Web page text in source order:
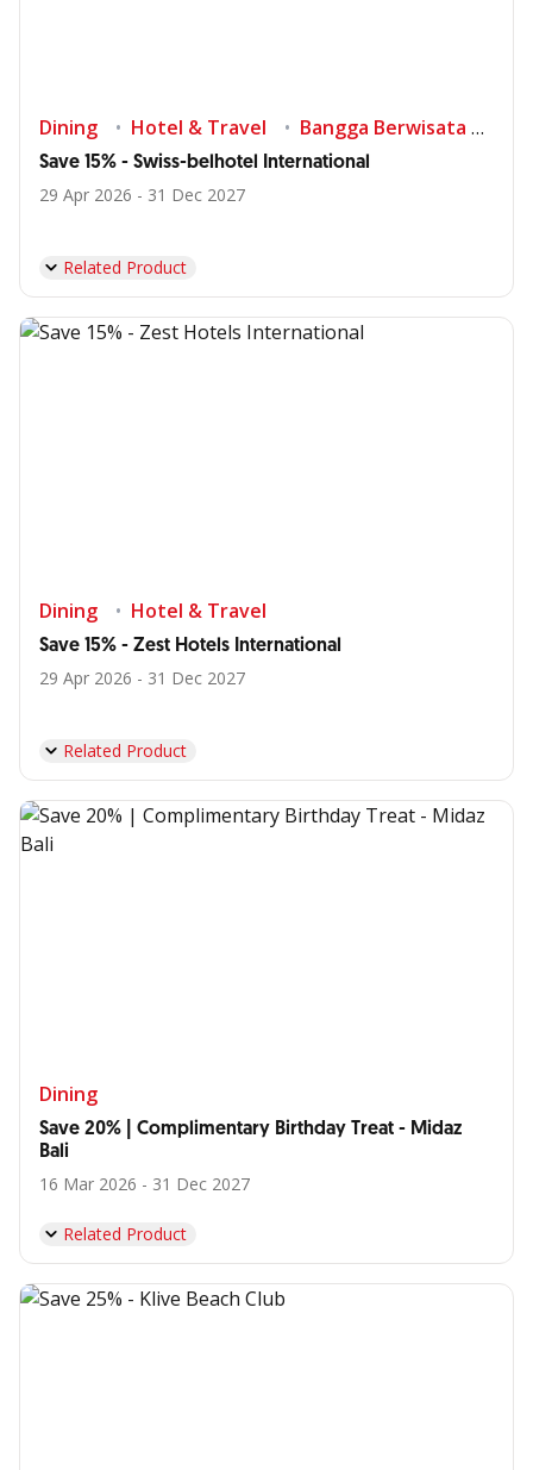
Dining Hotel & Travel Bangga Berwisata di Indonesia
Save 15% - Swiss-belhotel International
29 Apr 2026 - 31 Dec 2027
Related Product
Dining Hotel & Travel
Save 15% - Zest Hotels International
29 Apr 2026 - 31 Dec 2027
Related Product
Dining
Save 20% | Complimentary Birthday Treat - Midaz
Bali
16 Mar 2026 - 31 Dec 2027
Related Product